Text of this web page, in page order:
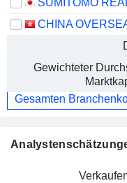
Gewichteter
Gesamten